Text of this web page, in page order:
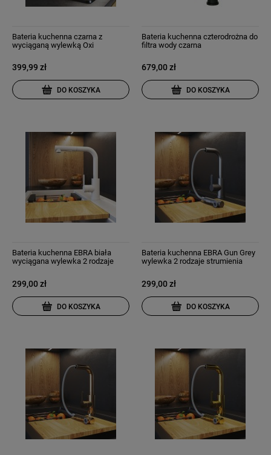
Bateria kuchenna czarna z
wyciąganą wylewką Oxi
399,99 zł
DO KOSZYKA
Bateria kuchenna czterodrożna do
filtra wody czarna
679,00 zł
DO KOSZYKA
Bateria kuchenna EBRA biała
wyciągana wylewka 2 rodzaje
299,00 zł
DO KOSZYKA
Bateria kuchenna EBRA Gun Grey
wylewka 2 rodzaje strumienia
299,00 zł
DO KOSZYKA